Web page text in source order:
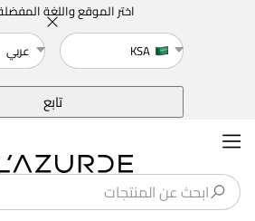
اختر الموقع واللغة
KSA
عربي
تابع